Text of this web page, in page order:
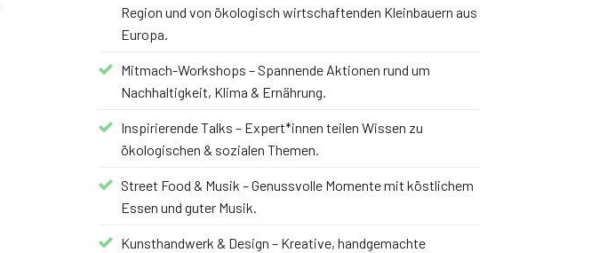
Region und von ökologisch wirtschaftenden Kleinbauern aus
Europa.
Mitmach-Workshops – Spannende Aktionen rund um
Nachhaltigkeit, Klima & Ernährung.
Inspirierende Talks – Expert*innen teilen Wissen zu
ökologischen & sozialen Themen.
Street Food & Musik – Genussvolle Momente mit köstlichem
Essen und guter Musik.
Kunsthandwerk & Design – Kreative, handgemachte